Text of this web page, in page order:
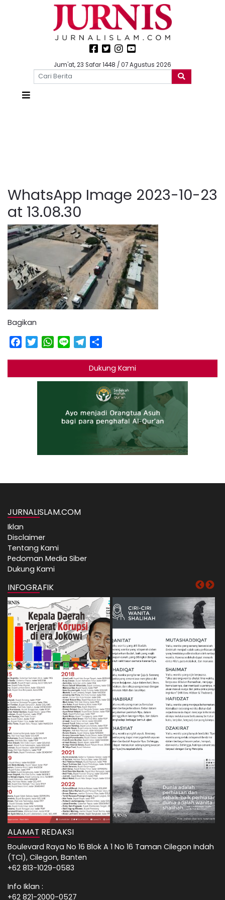
Jum'at, 23 Safar 1448 / 07 Agustus 2026
WhatsApp Image 2023-10-23
at 13.08.30
Bagikan
Facebook
TwitterWhatsApp
Line Telegram
Dukung Kami
JURNALISLAM.COM
Iklan
Disclaimer
Tentang Kami
Pedoman Media Siber
Dukung Kami
INFOGRAFIK
ALAMAT REDAKSI
Boulevard Raya No 16 Blok A 1 No 16 Taman Cilegon Indah
(TCI), Cilegon, Banten
+62 813-1029-0583
Info Iklan :
+62 821-2000-0527